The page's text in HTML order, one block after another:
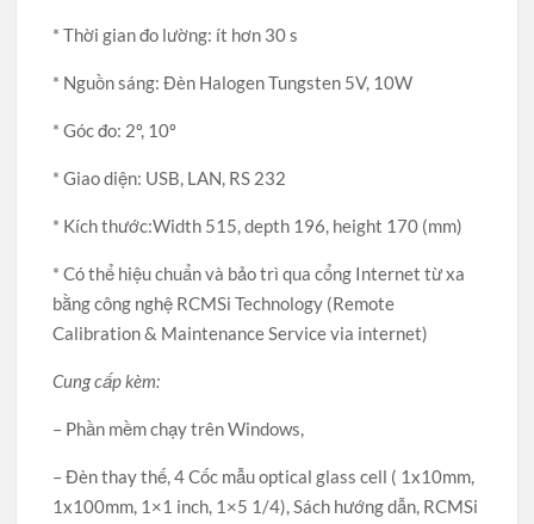
* Thời gian đo lường: ít hơn 30 s
* Nguồn sáng: Đèn Halogen Tungsten 5V, 10W
* Góc đo: 2º, 10º
* Giao diện: USB, LAN, RS 232
* Kích thước:Width 515, depth 196, height 170 (mm)
* Có thể hiệu chuẩn và bảo trì qua cổng Internet từ xa
bằng công nghệ RCMSi Technology (Remote
Calibration & Maintenance Service via internet)
Cung cấp kèm:
– Phần mềm chạy trên Windows,
– Đèn thay thế, 4 Cốc mẫu optical glass cell ( 1x10mm,
1x100mm, 1×1 inch, 1×5 1/4), Sách hướng dẫn, RCMSi